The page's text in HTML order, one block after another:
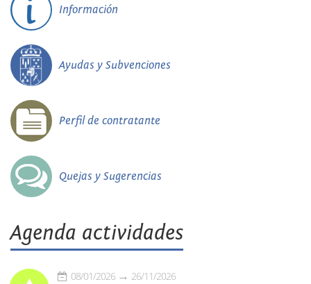
Información
Ayudas y Subvenciones
Perfil de contratante
Quejas y Sugerencias
Agenda actividades
08/01/2026 26/11/2026